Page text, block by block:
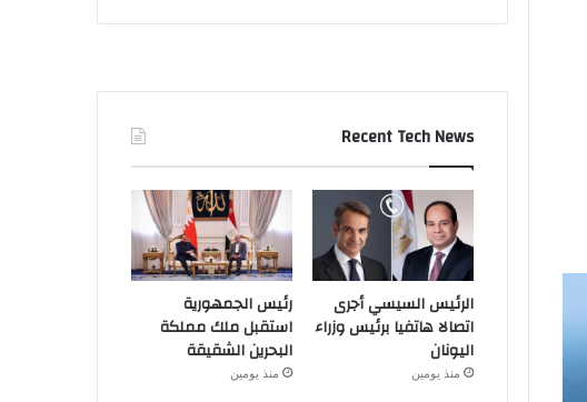
Recent Tech News
الرئيس السيسي أجرى
اتصالا هاتفيا برئيس وزراء
اليونان
منذ يومين
رئيس الجمهورية
استقبل ملك مملكة
البحرين الشقيقة
منذ يومين